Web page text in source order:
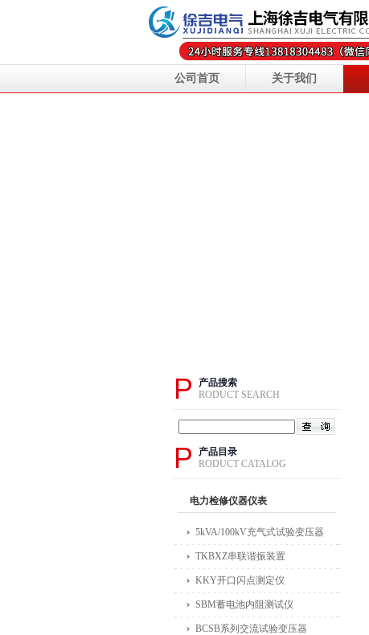
公司首页 关于我们
P
产品搜索
RODUCT SEARCH
P
产品目录
RODUCT CATALOG
电力检修仪器仪表
5kVA/100kV充气式试验变压器
TKBXZ串联谐振装置
KKY开口闪点测定仪
SBM蓄电池内阻测试仪
BCSB系列交流试验变压器